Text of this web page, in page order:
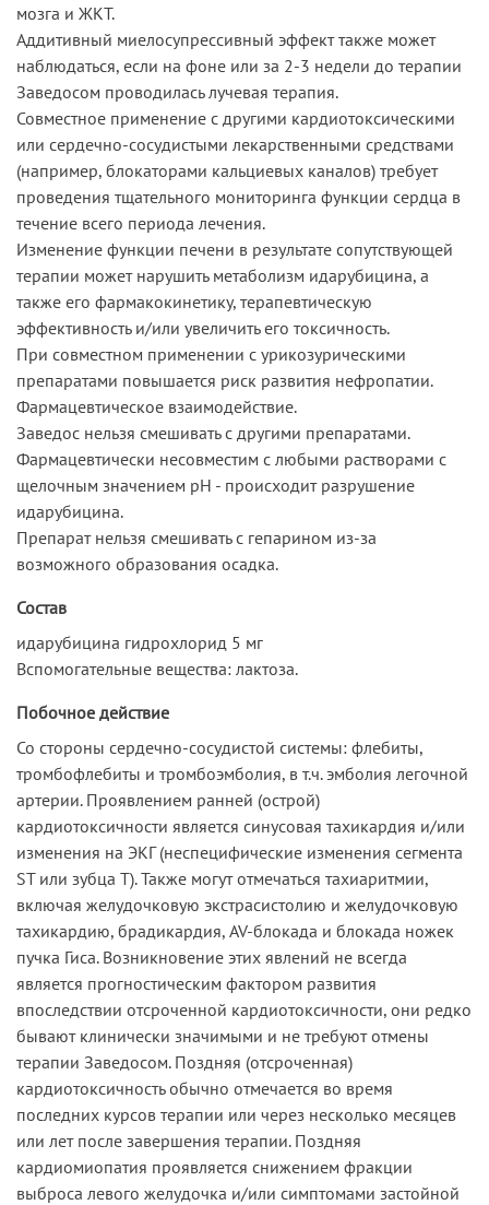
мозга и ЖКТ.
Аддитивный миелосупрессивный эффект также может
наблюдаться, если на фоне или за 2-3 недели до терапии
Заведосом проводилась лучевая терапия.
Совместное применение с другими кардиотоксическими
или сердечно-сосудистыми лекарственными средствами
(например, блокаторами кальциевых каналов) требует
проведения тщательного мониторинга функции сердца в
течение всего периода лечения.
Изменение функции печени в результате сопутствующей
терапии может нарушить метаболизм идарубицина, а
также его фармакокинетику, терапевтическую
эффективность и/или увеличить его токсичность.
При совместном применении с урикозурическими
препаратами повышается риск развития нефропатии.
Фармацевтическое взаимодействие.
Заведос нельзя смешивать с другими препаратами.
Фармацевтически несовместим с любыми растворами с
щелочным значением pH - происходит разрушение
идарубицина.
Препарат нельзя смешивать с гепарином из-за
возможного образования осадка.
Состав
идарубицина гидрохлорид 5 мг
Вспомогательные вещества: лактоза.
Побочное действие
Со стороны сердечно-сосудистой системы: флебиты,
тромбофлебиты и тромбоэмболия, в т.ч. эмболия легочной
артерии. Проявлением ранней (острой)
кардиотоксичности является синусовая тахикардия и/или
изменения на ЭКГ (неспецифические изменения сегмента
ST или зубца T). Также могут отмечаться тахиаритмии,
включая желудочковую экстрасистолию и желудочковую
тахикардию, брадикардия, AV-блокада и блокада ножек
пучка Гиса. Возникновение этих явлений не всегда
является прогностическим фактором развития
впоследствии отсроченной кардиотоксичности, они редко
бывают клинически значимыми и не требуют отмены
терапии Заведосом. Поздняя (отсроченная)
кардиотоксичность обычно отмечается во время
последних курсов терапии или через несколько месяцев
или лет после завершения терапии. Поздняя
кардиомиопатия проявляется снижением фракции
выброса левого желудочка и/или симптомами застойной